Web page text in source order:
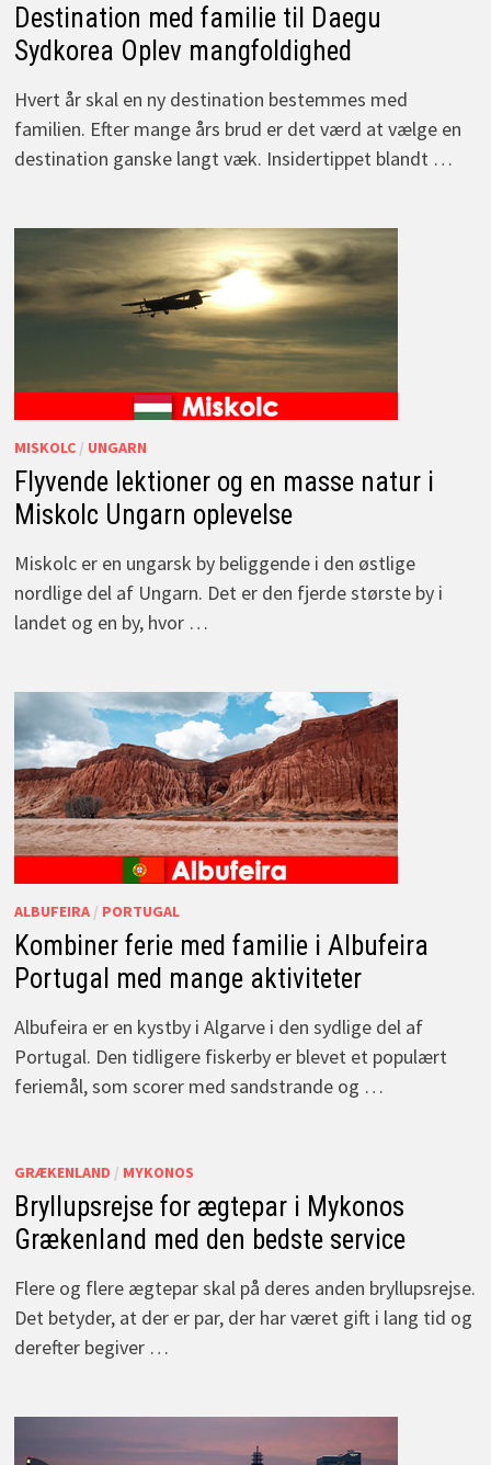
Destination med familie til Daegu
Sydkorea Oplev mangfoldighed
Hvert år skal en ny destination bestemmes med
familien. Efter mange års brud er det værd at vælge en
destination ganske langt væk. Insidertippet blandt …
MISKOLC/ UNGARN
Flyvende lektioner og en masse natur i
Miskolc Ungarn oplevelse
Miskolc er en ungarsk by beliggende i den østlige
nordlige del af Ungarn. Det er den fjerde største by i
landet og en by, hvor …
ALBUFEIRA/ PORTUGAL
Kombiner ferie med familie i Albufeira
Portugal med mange aktiviteter
Albufeira er en kystby i Algarve i den sydlige del af
Portugal. Den tidligere fiskerby er blevet et populært
feriemål, som scorer med sandstrande og …
GRÆKENLAND / MYKONOS
Bryllupsrejse for ægtepar i Mykonos
Grækenland med den bedste service
Flere og flere ægtepar skal på deres anden bryllupsrejse.
Det betyder, at der er par, der har været gift i lang tid og
derefter begiver …